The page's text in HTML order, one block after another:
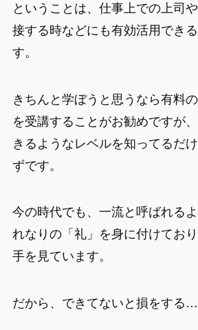
ということは、仕事上での上司
接する時などにも有効活用でき
す。
きちんと学ぼうと思うなら有料
を受講することがお勧めですが
きるようなレベルを知ってるだ
ずです。
今の時代でも、一流と呼ばれる
れなりの「礼」を身に付けてお
手を見ています。
だから、できてないと損をする…